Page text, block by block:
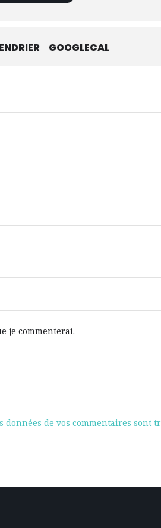
GOOGLECAL
je commenterai.
de vos commentaires sont